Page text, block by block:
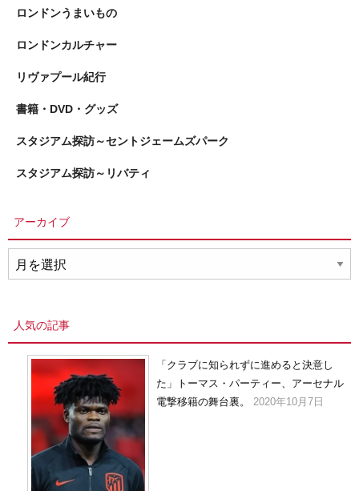
ロンドンうまいもの
ロンドンカルチャー
リヴァプール紀行
書籍・DVD・グッズ
スタジアム探訪～セントジェームズパーク
スタジアム探訪～リバティ
アーカイブ
ー
人気の記事
「クラブに知られずに進めると決意し
た」トーマス・パーティー、アーセナル
電撃移籍の舞台裏。
2020年10月7日